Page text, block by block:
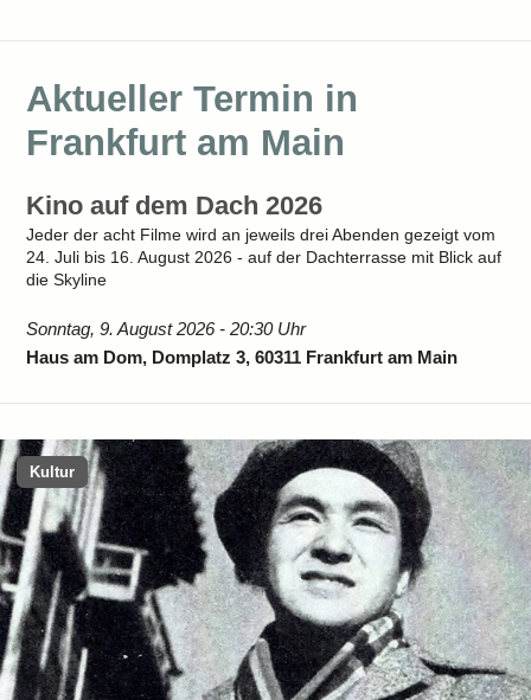
Aktueller Termin in
Frankfurt am Main
Kino auf dem Dach 2026
Jeder der acht Filme wird an jeweils drei Abenden gezeigt vom
24. Juli bis 16. August 2026 - auf der Dachterrasse mit Blick auf
die Skyline
Sonntag, 9. August 2026 - 20:30 Uhr
Haus am Dom, Domplatz 3, 60311 Frankfurt am Main
Kultur